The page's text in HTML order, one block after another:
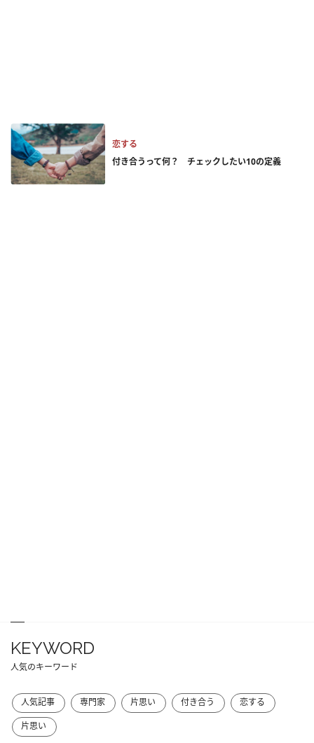
恋する
付き合うって何？ チェックしたい10の定義
KEYWORD
人気のキーワード
人気記事 専門家 片思い 付き合う
恋する
片思い